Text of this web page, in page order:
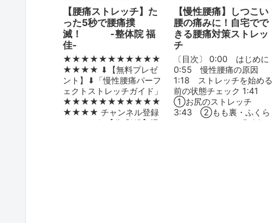
【腰痛ストレッチ】た
った5秒で腰痛撲
滅！ -整体院 福
佳-
★★★★★★★★★★★
★★★★ ⬇︎【無料プレゼ
ント】⬇︎「慢性腰痛パーフ
ェクトストレッチガイド」
★★★★★★★★★★★
★★★★ チャンネル登録
はこちら⬇︎ 【公式HP】慢
【慢性腰痛】しつこい
腰の痛みに！自宅でで
きる腰痛対策ストレッ
チ
〔目次〕 0:00 はじめに
0:55 慢性腰痛の原因
1:18 ストレッチを始める
前の状態チェック 1:41
①お尻のストレッチ
3:43 ②もも裏・ふくら
はぎのストレッチ 5:44